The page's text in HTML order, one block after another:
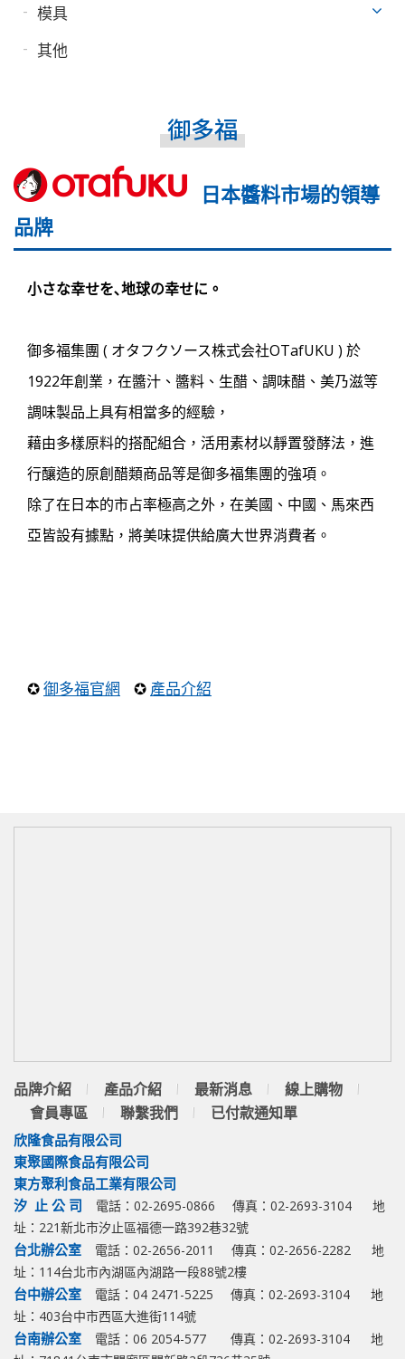
模具
其他
御多福
日本醬料市場的領導
品牌
小さな幸せを､地球の幸せに。
御多福集團 ( オタフクソース株式会社OTafUKU ) 於
1922年創業，在醬汁、醬料、生醋、調味醋、美乃滋等
調味製品上具有相當多的經驗，
藉由多樣原料的搭配組合，活用素材以靜置發酵法，進
行釀造的原創醋類商品等是御多福集團的強項。
除了在日本的市占率極高之外，在美國、中國、馬來西
亞皆設有據點，將美味提供給廣大世界消費者。
✪御多福官網 ✪ 產品介紹
品牌介紹 產品介紹 最新消息
線上購物
會員專區
聯繫我們 已付款通知單
欣隆食品有限公司
東聚國際食品有限公司
東方聚利食品工業有限公司
汐 止 公 司
電話：02-2695-0866 傳真：02-2693-3104
地
址：221新北市汐止區福德一路392巷32號
台北辦公室 電話：02-2656-2011 傳真：02-2656-2282
地
址：114台北市內湖區內湖路一段88號2樓
台中辦公室 電話：04 2471-5225 傳真：02-2693-3104
地
址：403台中市西區大進街114號
台南辦公室 電話：06 2054-577 傳真：02-2693-3104
地